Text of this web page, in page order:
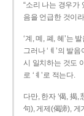
“소리 나는 경우가
음을 언급한 것이
‘계, 몌, 폐, 혜’는
그러나 ‘ㅖ’의 발
시 일치하는 것도
로 ‘ㅖ’로 적는다.
다만, 한자 ‘偈, 揭,
句), 게제(偈諦), 게